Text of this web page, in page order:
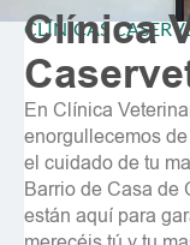
CLÍNICAS
Clínica
En Clínica
enorgullecemos
el cuidado de tu
Barrio de Casa de
están aquí para